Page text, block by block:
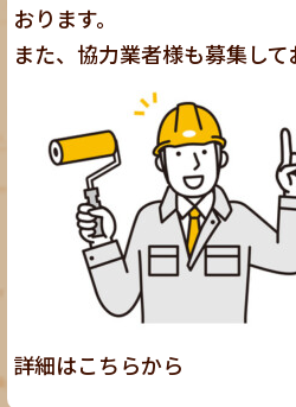
おります。
また、協力業者様も募集して
詳細はこちらから